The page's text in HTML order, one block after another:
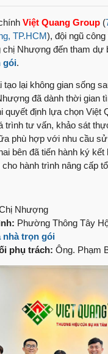
Việt Quang Group (
TP.HCM), đội ngũ
chị Nhượng đến tham dự
gói.
lại không gian sống
đã dành thời gian
quyết định lựa chọn Việt
trình tư vấn, khảo sát
phù hợp với nhu cầu
bên đã tiến hành ký kết
hành trình nâng cấp
Nhượng
Phường Thông Tây
nhà trọn gói
phụ trách: Ông. Phạm